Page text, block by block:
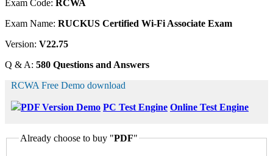
Exam Code: RCWA
Exam Name: RUCKUS Certified Wi-Fi Associate Exam
Version: V22.75
Q & A: 580 Questions and Answers
RCWA Free Demo download
PDF Version Demo PC Test Engine Online Test Engine
Already choose to buy "PDF"